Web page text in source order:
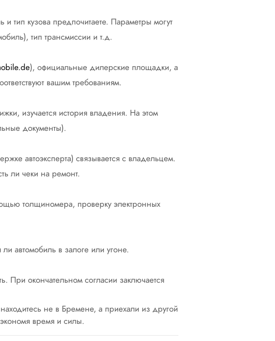
тип кузова предпочитаете. Параметры могут
тип трансмиссии и т.д.
), официальные дилерские площадки, а
вашим требованиям.
изучается история владения. На этом
документы).
автоэксперта) связывается с владельцем.
ли чеки на ремонт.
толщиномера, проверку электронных
автомобиль в залоге или угоне.
При окончательном согласии заключается
не в Бремене, а приехали из другой
время и силы.